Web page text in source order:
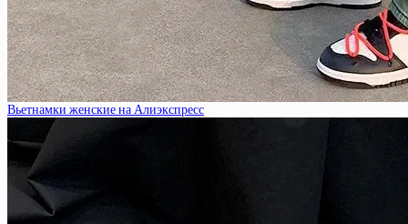
Вьетнамки женские на Алиэкспресс